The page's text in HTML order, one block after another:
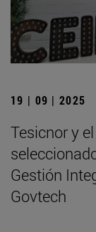
19 | 09 | 2025
Tesicnor y
Gestión
Govtech